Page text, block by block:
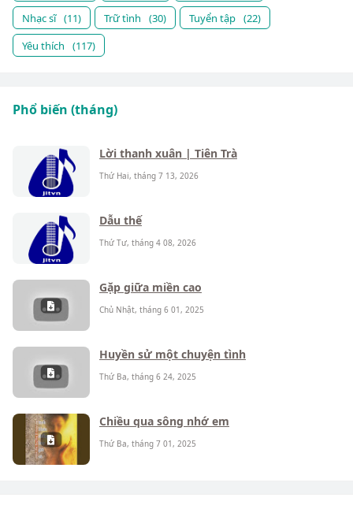
Nhạc sĩ (11) Trữ tình (30) Tuyển tập (22)
Yêu thích
(117)
Phổ biến (tháng)
Lời thanh xuân | Tiên Trà
Thứ Hai, tháng 7 13, 2026
Dẫu thế
Thứ Tư, tháng 4 08, 2026
Gặp giữa miền cao
Chủ Nhật, tháng 6 01, 2025
Huyền sử một chuyện tình
Thứ Ba, tháng 6 24, 2025
Chiều qua sông nhớ em
Thứ Ba, tháng 7 01, 2025